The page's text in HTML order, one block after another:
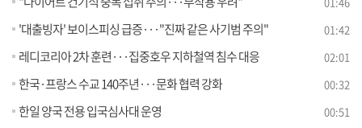
'대출빙자' 보이스피싱 급증···"진짜 같은 사기범 주의" 01:42
레디코리아 2차 훈련···집중호우 지하철역 침수 대응 02:01
한국·프랑스 수교 140주년···문화 협력 강화 00:32
한일 양국 전용 입국심사대 운영 00:51